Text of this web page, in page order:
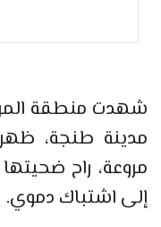
شهدت منطقة
مدينة طنجة،
مروعة، راح
إلى اشتباك دموي.